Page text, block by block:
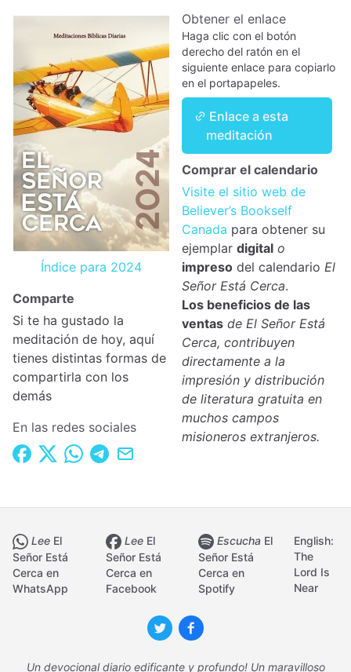
Índice para 2024
Comparte
Si te ha gustado la
meditación de hoy, aquí
tienes distintas formas de
compartirla con los
demás
En las redes sociales
Obtener el enlace
Haga clic con el botón
derecho del ratón en el
siguiente enlace para copiarlo
en el portapapeles.
Enlace a esta
meditación
Comprar el calendario
Visite el sitio web de
Believer’s Bookself
Canada para obtener su
ejemplar digital o
impreso del calendario El
Señor Está Cerca.
Los beneficios de las
ventas de El Señor Está
Cerca, contribuyen
directamente a la
impresión y distribución
de literatura gratuita en
muchos campos
misioneros extranjeros.
Lee El
Señor Está
Cerca en
WhatsApp
Lee El
Señor Está
Cerca en
Facebook
EscuchaEl
Señor Está
Cerca en
Spotify
English:
The
Lord Is
Near
Un devocional diario edificante y profundo! Un maravilloso